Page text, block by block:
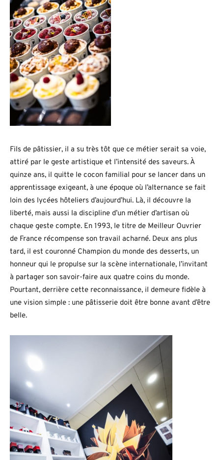
Fils de pâtissier, il a su très tôt que ce métier serait sa voie,
attiré par le geste artistique et l’intensité des saveurs. À
quinze ans, il quitte le cocon familial pour se lancer dans un
apprentissage exigeant, à une époque où l’alternance se fait
loin des lycées hôteliers d’aujourd’hui. Là, il découvre la
liberté, mais aussi la discipline d’un métier d’artisan où
chaque geste compte. En 1993, le titre de Meilleur Ouvrier
de France récompense son travail acharné. Deux ans plus
tard, il est couronné Champion du monde des desserts, un
honneur qui le propulse sur la scène internationale, l’invitant
à partager son savoir-faire aux quatre coins du monde.
Pourtant, derrière cette reconnaissance, il demeure fidèle à
une vision simple : une pâtisserie doit être bonne avant d’être
belle.